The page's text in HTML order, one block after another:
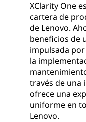
XClarity One
cartera de
de Lenovo.
beneficios de
impulsada
la
través de una
ofrece una
uniforme en
Lenovo.